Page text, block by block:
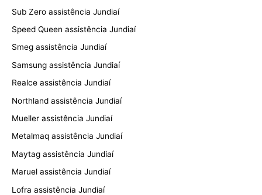
Sub Zero assistência Jundiaí
Speed Queen assistência Jundiaí
Smeg assistência Jundiaí
Samsung assistência Jundiaí
Realce assistência Jundiaí
Northland assistência Jundiaí
Mueller assistência Jundiaí
Metalmaq assistência Jundiaí
Maytag assistência Jundiaí
Maruel assistência Jundiaí
Lofra assistência Jundiaí